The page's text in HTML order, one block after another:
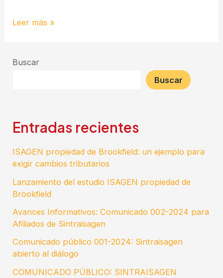
Leer más »
Buscar
Buscar
Entradas recientes
ISAGEN propiedad de Brookfield: un ejemplo para
exigir cambios tributarios
Lanzamiento del estudio ISAGEN propiedad de
Brookfield
Avances Informativos: Comunicado 002-2024 para
Afiliados de Sintraisagen
Comunicado público 001-2024: Sintraisagen
abierto al diálogo
COMUNICADO PÚBLICO: SINTRAISAGEN